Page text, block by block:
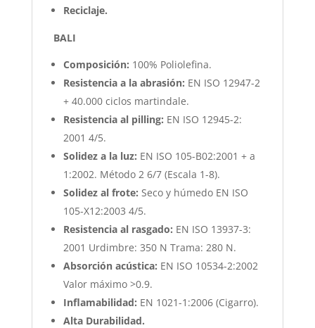
Reciclaje.
BALI
Composición: 100% Poliolefina.
Resistencia a la abrasión: EN ISO 12947-2
+ 40.000 ciclos martindale.
Resistencia al pilling: EN ISO 12945-2:
2001 4/5.
Solidez a la luz: EN ISO 105-B02:2001 + a
1:2002. Método 2 6/7 (Escala 1-8).
Solidez al frote: Seco y húmedo EN ISO
105-X12:2003 4/5.
Resistencia al rasgado: EN ISO 13937-3:
2001 Urdimbre: 350 N Trama: 280 N.
Absorción acústica: EN ISO 10534-2:2002
Valor máximo >0.9.
Inflamabilidad: EN 1021-1:2006 (Cigarro).
Alta Durabilidad.